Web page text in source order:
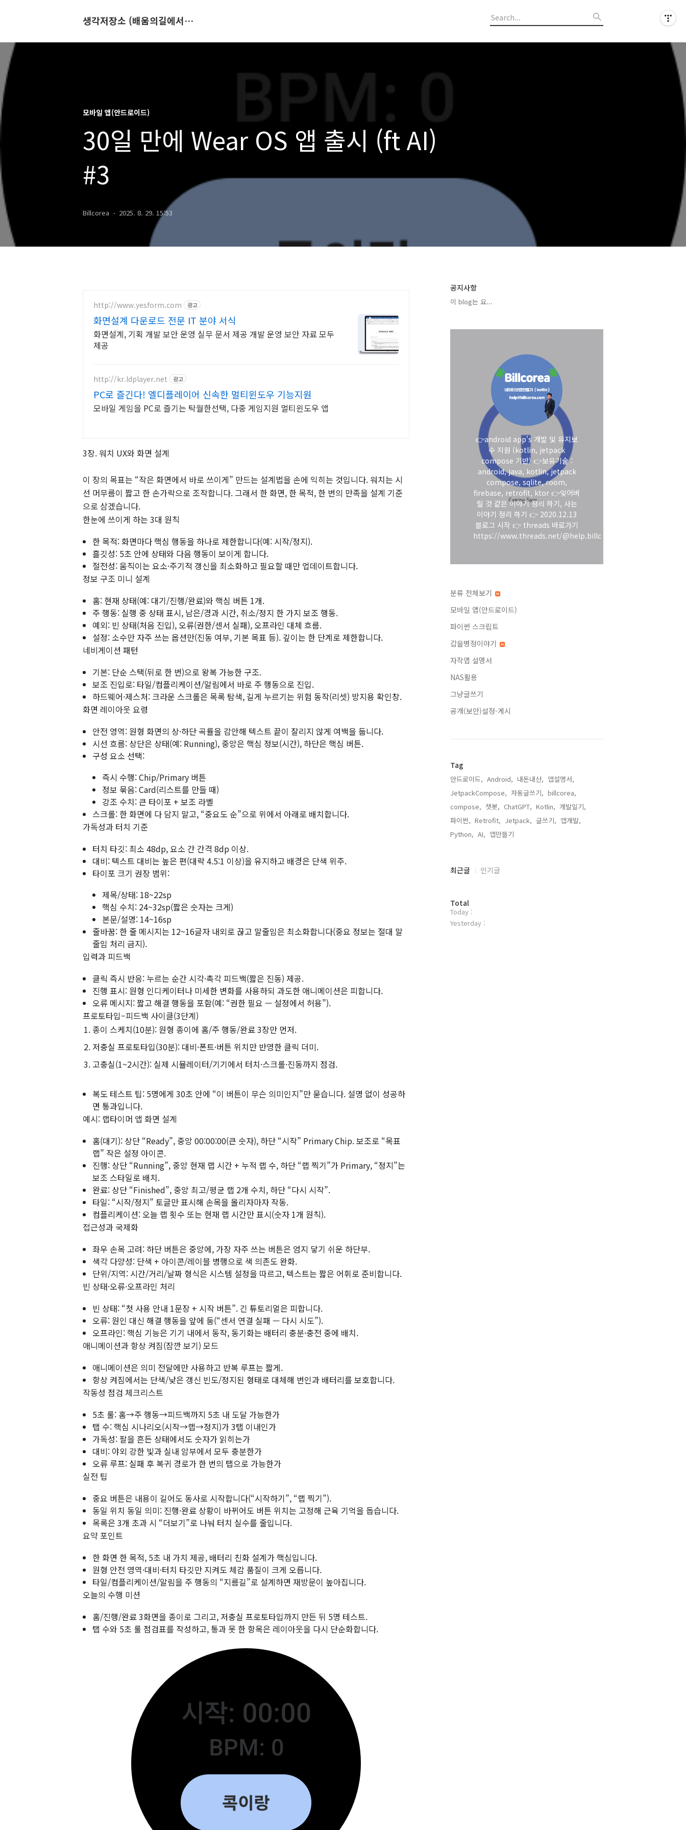
생각저장소 (배움의길에서 만나는 이야기)
모바일 앱(안드로이드)
30일 만에 Wear OS 앱 출시 (ft AI)
#3
Billcorea 2025. 8. 29. 15:53
http://www.yesform.com 광고
화면설계 다운로드 전문 IT 분야 서식
화면설계, 기획 개발 보안 운영 실무 문서 제공 개발 운영 보안 자료 모두
제공
http://kr.ldplayer.net 광고
PC로 즐긴다! 엘디플레이어 신속한 멀티윈도우 기능지원
모바일 게임을 PC로 즐기는 탁월한선택, 다중 게임지원 멀티윈도우 앱
3장. 워치 UX와 화면 설계
이 장의 목표는 “작은 화면에서 바로 쓰이게” 만드는 설계법을 손에 익히는 것입니다. 워치는 시
선 머무름이 짧고 한 손가락으로 조작합니다. 그래서 한 화면, 한 목적, 한 번의 만족을 설계 기준
으로 삼겠습니다.
한눈에 쓰이게 하는 3대 원칙
한 목적: 화면마다 핵심 행동을 하나로 제한합니다(예: 시작/정지).
흘깃성: 5초 안에 상태와 다음 행동이 보이게 합니다.
절전성: 움직이는 요소·주기적 갱신을 최소화하고 필요할 때만 업데이트합니다.
정보 구조 미니 설계
홈: 현재 상태(예: 대기/진행/완료)와 핵심 버튼 1개.
주 행동: 실행 중 상태 표시, 남은/경과 시간, 취소/정지 한 가지 보조 행동.
예외: 빈 상태(처음 진입), 오류(권한/센서 실패), 오프라인 대체 흐름.
설정: 소수만 자주 쓰는 옵션만(진동 여부, 기본 목표 등). 깊이는 한 단계로 제한합니다.
네비게이션 패턴
기본: 단순 스택(뒤로 한 번)으로 왕복 가능한 구조.
보조 진입로: 타일/컴플리케이션/알림에서 바로 주 행동으로 진입.
하드웨어·제스처: 크라운 스크롤은 목록 탐색, 길게 누르기는 위험 동작(리셋) 방지용 확인창.
화면 레이아웃 요령
안전 영역: 원형 화면의 상·하단 곡률을 감안해 텍스트 끝이 잘리지 않게 여백을 둡니다.
시선 흐름: 상단은 상태(예: Running), 중앙은 핵심 정보(시간), 하단은 핵심 버튼.
구성 요소 선택:
즉시 수행: Chip/Primary 버튼
정보 묶음: Card(리스트를 만들 때)
강조 수치: 큰 타이포 + 보조 라벨
스크롤: 한 화면에 다 담지 말고, “중요도 순”으로 위에서 아래로 배치합니다.
가독성과 터치 기준
터치 타깃: 최소 48dp, 요소 간 간격 8dp 이상.
대비: 텍스트 대비는 높은 편(대략 4.5:1 이상)을 유지하고 배경은 단색 위주.
타이포 크기 권장 범위:
제목/상태: 18~22sp
핵심 수치: 24~32sp(짧은 숫자는 크게)
본문/설명: 14~16sp
줄바꿈: 한 줄 메시지는 12~16글자 내외로 끊고 말줄임은 최소화합니다(중요 정보는 절대 말
줄임 처리 금지).
입력과 피드백
클릭 즉시 반응: 누르는 순간 시각·촉각 피드백(짧은 진동) 제공.
진행 표시: 원형 인디케이터나 미세한 변화를 사용하되 과도한 애니메이션은 피합니다.
오류 메시지: 짧고 해결 행동을 포함(예: “권한 필요 — 설정에서 허용”).
프로토타입–피드백 사이클(3단계)
종이 스케치(10분): 원형 종이에 홈/주 행동/완료 3장만 먼저.
저충실 프로토타입(30분): 대비·폰트·버튼 위치만 반영한 클릭 더미.
고충실(1~2시간): 실제 시뮬레이터/기기에서 터치·스크롤·진동까지 점검.
복도 테스트 팁: 5명에게 30초 안에 “이 버튼이 무슨 의미인지”만 묻습니다. 설명 없이 성공하
면 통과입니다.
예시: 랩타이머 앱 화면 설계
홈(대기): 상단 “Ready”, 중앙 00:00:00(큰 숫자), 하단 “시작” Primary Chip. 보조로 “목표
랩” 작은 설정 아이콘.
진행: 상단 “Running”, 중앙 현재 랩 시간 + 누적 랩 수, 하단 “랩 찍기”가 Primary, “정지”는
보조 스타일로 배치.
완료: 상단 “Finished”, 중앙 최고/평균 랩 2개 수치, 하단 “다시 시작”.
타일: “시작/정지” 토글만 표시해 손목을 올리자마자 작동.
컴플리케이션: 오늘 랩 횟수 또는 현재 랩 시간만 표시(숫자 1개 원칙).
접근성과 국제화
좌우 손목 고려: 하단 버튼은 중앙에, 가장 자주 쓰는 버튼은 엄지 닿기 쉬운 하단부.
색각 다양성: 단색 + 아이콘/레이블 병행으로 색 의존도 완화.
단위/지역: 시간/거리/날짜 형식은 시스템 설정을 따르고, 텍스트는 짧은 어휘로 준비합니다.
빈 상태·오류·오프라인 처리
빈 상태: “첫 사용 안내 1문장 + 시작 버튼”. 긴 튜토리얼은 피합니다.
오류: 원인 대신 해결 행동을 앞에 둠(“센서 연결 실패 — 다시 시도”).
오프라인: 핵심 기능은 기기 내에서 동작, 동기화는 배터리 충분·충전 중에 배치.
애니메이션과 항상 켜짐(잠깐 보기) 모드
애니메이션은 의미 전달에만 사용하고 반복 루프는 짧게.
항상 켜짐에서는 단색/낮은 갱신 빈도/정지된 형태로 대체해 번인과 배터리를 보호합니다.
작동성 점검 체크리스트
5초 룰: 홈→주 행동→피드백까지 5초 내 도달 가능한가
탭 수: 핵심 시나리오(시작→랩→정지)가 3탭 이내인가
가독성: 팔을 흔든 상태에서도 숫자가 읽히는가
대비: 야외 강한 빛과 실내 암부에서 모두 충분한가
오류 루프: 실패 후 복귀 경로가 한 번의 탭으로 가능한가
실전 팁
중요 버튼은 내용이 길어도 동사로 시작합니다(“시작하기”, “랩 찍기”).
동일 위치 동일 의미: 진행·완료 상황이 바뀌어도 버튼 위치는 고정해 근육 기억을 돕습니다.
목록은 3개 초과 시 “더보기”로 나눠 터치 실수를 줄입니다.
요약 포인트
한 화면 한 목적, 5초 내 가치 제공, 배터리 친화 설계가 핵심입니다.
원형 안전 영역·대비·터치 타깃만 지켜도 체감 품질이 크게 오릅니다.
타일/컴플리케이션/알림을 주 행동의 “지름길”로 설계하면 재방문이 높아집니다.
오늘의 수행 미션
홈/진행/완료 3화면을 종이로 그리고, 저충실 프로토타입까지 만든 뒤 5명 테스트.
탭 수와 5초 룰 점검표를 작성하고, 통과 못 한 항목은 레이아웃을 다시 단순화합니다.
공지사항
이 blog는 요...
👉android app's 개발 및 유지보
수 지원 (kotlin, jetpack
compose 기반) 👉보유기술 :
android, java, kotlin, jetpack
compose, sqlite, room,
firebase, retrofit, ktor 👉잊어버
릴 것 같은 이야기 정리 하기, 사는
이야기 정리 하기 👉 2020.12.13
블로그 시작 👉 threads 바로가기
https://www.threads.net/@help.billc
분류 전체보기
모바일 앱(안드로이드)
파이썬 스크립트
갑을병정이야기
자작앱 설명서
NAS활용
그냥글쓰기
공개(보안)설정-게시
Tag
안드로이드, Android, 내돈내산, 앱설명서,
JetpackCompose, 자동글쓰기, billcorea,
compose, 챗봇, ChatGPT, Kotlin, 개발일기,
파이썬, Retrofit, Jetpack, 글쓰기, 앱개발,
Python, AI, 앱만들기,
최
과
인
기
최근글 인기글
방
문
자
Total
Today :
Yesterday :